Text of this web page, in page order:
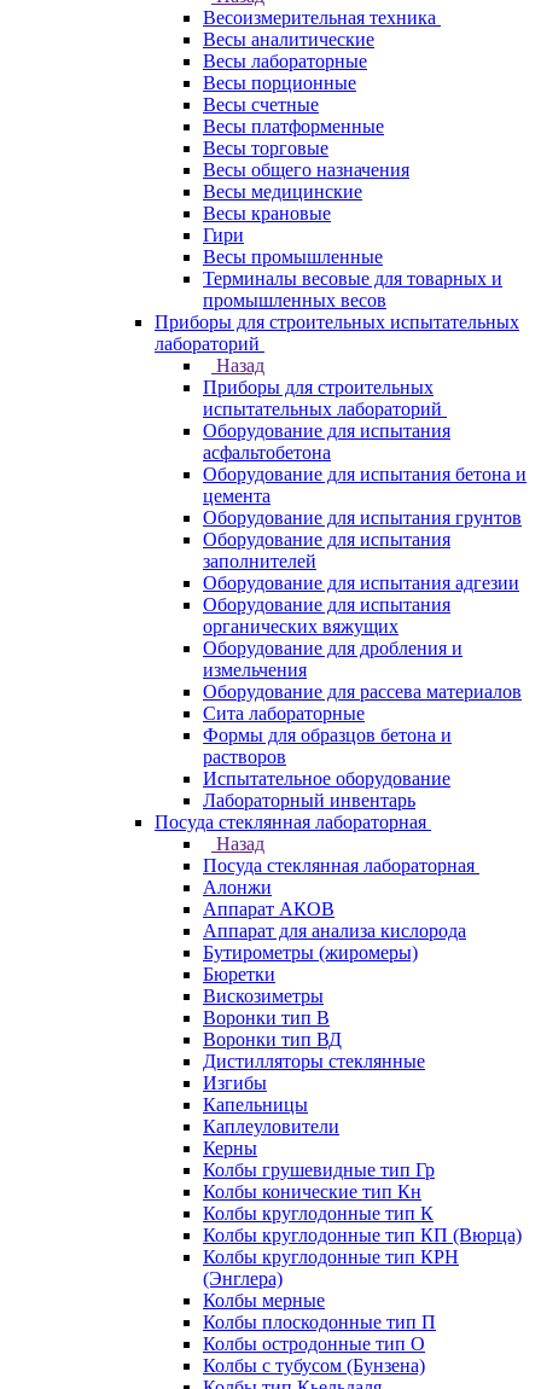
Весоизмерительная техника
Весы аналитические
Весы лабораторные
Весы порционные
Весы счетные
Весы платформенные
Весы торговые
Весы общего назначения
Весы медицинские
Весы крановые
Гири
Весы промышленные
Терминалы весовые для товарных и
промышленных весов
Приборы для строительных испытательных
лабораторий
Назад
Приборы для строительных
испытательных лабораторий
Оборудование для испытания
асфальтобетона
Оборудование для испытания бетона и
цемента
Оборудование для испытания грунтов
Оборудование для испытания
заполнителей
Оборудование для испытания адгезии
Оборудование для испытания
органических вяжущих
Оборудование для дробления и
измельчения
Оборудование для рассева материалов
Сита лабораторные
Формы для образцов бетона и
растворов
Испытательное оборудование
Лабораторный инвентарь
Посуда стеклянная лабораторная
Назад
Посуда стеклянная лабораторная
Алонжи
Аппарат АКОВ
Аппарат для анализа кислорода
Бутирометры (жиромеры)
Бюретки
Вискозиметры
Воронки тип В
Воронки тип ВД
Дистилляторы стеклянные
Изгибы
Капельницы
Каплеуловители
Керны
Колбы грушевидные тип Гр
Колбы конические тип Кн
Колбы круглодонные тип К
Колбы круглодонные тип КП (Вюрца)
Колбы круглодонные тип КРН
(Энглера)
Колбы мерные
Колбы плоскодонные тип П
Колбы остродонные тип О
Колбы с тубусом (Бунзена)